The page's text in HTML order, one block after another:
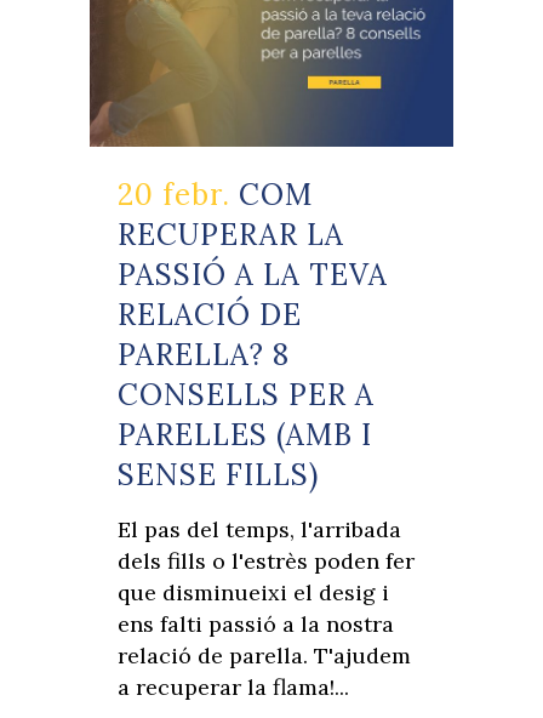
20 febr. COM
RECUPERAR LA
PASSIÓ A LA TEVA
RELACIÓ DE
PARELLA? 8
CONSELLS PER A
PARELLES (AMB I
SENSE FILLS)
El pas del temps, l'arribada
dels fills o l'estrès poden fer
que disminueixi el desig i
ens falti passió a la nostra
relació de parella. T'ajudem
a recuperar la flama!...